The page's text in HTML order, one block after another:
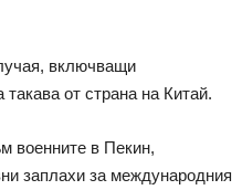
включващи
от страна на Китай.
военните в Пекин,
заплахи за международния